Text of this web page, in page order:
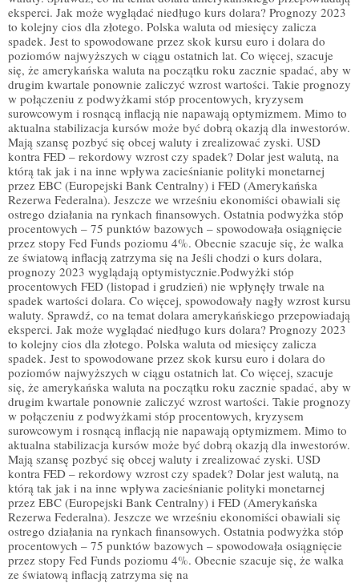
eksperci. Jak może wyglądać niedługo kurs dolara? Prognozy 2023
to kolejny cios dla złotego. Polska waluta od miesięcy zalicza
spadek. Jest to spowodowane przez skok kursu euro i dolara do
poziomów najwyższych w ciągu ostatnich lat. Co więcej, szacuje
się, że amerykańska waluta na początku roku zacznie spadać, aby w
drugim kwartale ponownie zaliczyć wzrost wartości. Takie prognozy
w połączeniu z podwyżkami stóp procentowych, kryzysem
surowcowym i rosnącą inflacją nie napawają optymizmem. Mimo to
aktualna stabilizacja kursów może być dobrą okazją dla inwestorów.
Mają szansę pozbyć się obcej waluty i zrealizować zyski. USD
kontra FED – rekordowy wzrost czy spadek? Dolar jest walutą, na
którą tak jak i na inne wpływa zacieśnianie polityki monetarnej
przez EBC (Europejski Bank Centralny) i FED (Amerykańska
Rezerwa Federalna). Jeszcze we wrześniu ekonomiści obawiali się
ostrego działania na rynkach finansowych. Ostatnia podwyżka stóp
procentowych – 75 punktów bazowych – spowodowała osiągnięcie
przez stopy Fed Funds poziomu 4%. Obecnie szacuje się, że walka
ze światową inflacją zatrzyma się na Jeśli chodzi o kurs dolara,
prognozy 2023 wyglądają optymistycznie.Podwyżki stóp
procentowych FED (listopad i grudzień) nie wpłynęły trwale na
spadek wartości dolara. Co więcej, spowodowały nagły wzrost kursu
waluty. Sprawdź, co na temat dolara amerykańskiego przepowiadają
eksperci. Jak może wyglądać niedługo kurs dolara? Prognozy 2023
to kolejny cios dla złotego. Polska waluta od miesięcy zalicza
spadek. Jest to spowodowane przez skok kursu euro i dolara do
poziomów najwyższych w ciągu ostatnich lat. Co więcej, szacuje
się, że amerykańska waluta na początku roku zacznie spadać, aby w
drugim kwartale ponownie zaliczyć wzrost wartości. Takie prognozy
w połączeniu z podwyżkami stóp procentowych, kryzysem
surowcowym i rosnącą inflacją nie napawają optymizmem. Mimo to
aktualna stabilizacja kursów może być dobrą okazją dla inwestorów.
Mają szansę pozbyć się obcej waluty i zrealizować zyski. USD
kontra FED – rekordowy wzrost czy spadek? Dolar jest walutą, na
którą tak jak i na inne wpływa zacieśnianie polityki monetarnej
przez EBC (Europejski Bank Centralny) i FED (Amerykańska
Rezerwa Federalna). Jeszcze we wrześniu ekonomiści obawiali się
ostrego działania na rynkach finansowych. Ostatnia podwyżka stóp
procentowych – 75 punktów bazowych – spowodowała osiągnięcie
przez stopy Fed Funds poziomu 4%. Obecnie szacuje się, że walka
ze światową inflacją zatrzyma się na